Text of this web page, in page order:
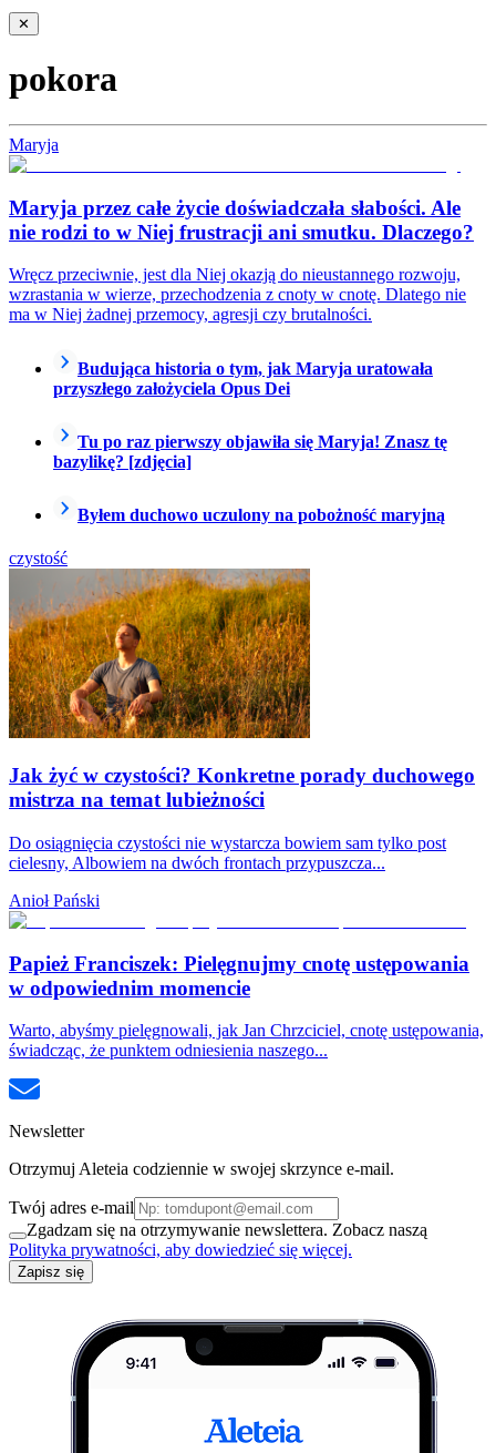
✕
pokora
Maryja
Maryja przez całe życie doświadczała słabości. Ale
nie rodzi to w Niej frustracji ani smutku. Dlaczego?
Wręcz przeciwnie, jest dla Niej okazją do nieustannego rozwoju,
wzrastania w wierze, przechodzenia z cnoty w cnotę. Dlatego nie
ma w Niej żadnej przemocy, agresji czy brutalności.
Budująca historia o tym, jak Maryja uratowała
przyszłego założyciela Opus Dei
Tu po raz pierwszy objawiła się Maryja! Znasz tę
bazylikę? [zdjęcia]
Byłem duchowo uczulony na pobożność maryjną
czystość
Jak żyć w czystości? Konkretne porady duchowego
mistrza na temat lubieżności
Do osiągnięcia czystości nie wystarcza bowiem sam tylko post
cielesny, Albowiem na dwóch frontach przypuszcza...
Anioł Pański
Papież Franciszek: Pielęgnujmy cnotę ustępowania
w odpowiednim momencie
Warto, abyśmy pielęgnowali, jak Jan Chrzciciel, cnotę ustępowania,
świadcząc, że punktem odniesienia naszego...
Newsletter
Otrzymuj Aleteia codziennie w swojej skrzynce e-mail.
Twój adres e-mail
Zgadzam się na otrzymywanie newslettera. Zobacz naszą
Polityka prywatności, aby dowiedzieć się więcej.
Zapisz się